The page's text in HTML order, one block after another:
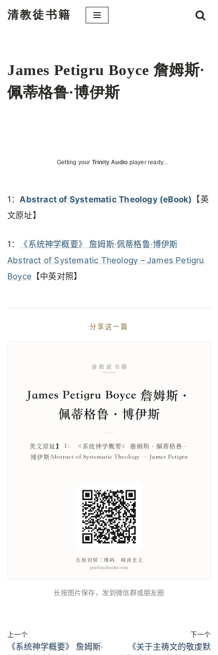
文
清教徒书籍
James Petigru Boyce 詹姆斯·
佩蒂格鲁·博伊斯
Getting your Trinity Audio player ready...
1：Abstract of Systematic Theology (eBook) 【英
文原址】
1：
《系统神学概要》 詹姆斯·佩蒂格鲁·博伊斯
Abstract of Systematic Theology – James Petigru
Boyce 【中英对照】
分享这一篇
长按图片保存，发到微信群或朋友圈
上一个
《系统神学概要》 詹姆斯·
下一个
《关于主祷文的敬虔默